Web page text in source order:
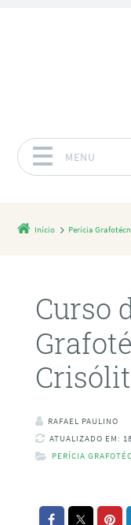
MENU
Início Perícia
Curso
RAFAEL PAULINO
ATUALIZADO EM:
PERÍCIA